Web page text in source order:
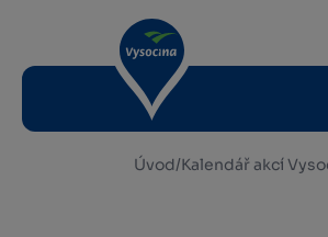
Úvod/Kalendář akcí